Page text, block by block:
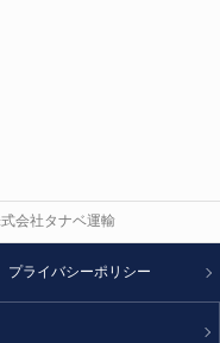
会社タナベ運輸
プライバシーポリシー